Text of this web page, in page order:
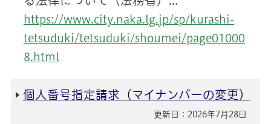
https://www.city.naka.lg.jp/sp/kurashi-
tetsuduki/tetsuduki/shoumei/page01000
8.html
個人番号指定請求（マイナンバーの変更）
更新日：2026年7月28日